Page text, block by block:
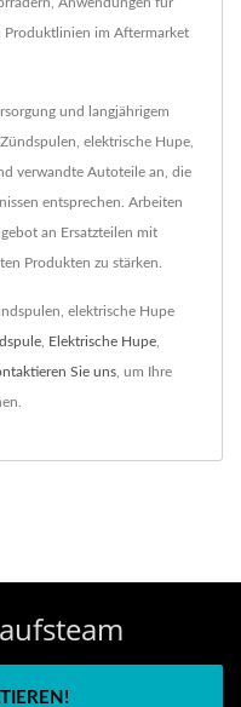
Produktlinien im Aftermarket
und langjährigem
elektrische Hupe,
verwandte Autoteile an, die
entsprechen. Arbeiten
an Ersatzteilen mit
Produkten zu stärken.
elektrische Hupe
Elektrische Hupe
Sie uns , um Ihre